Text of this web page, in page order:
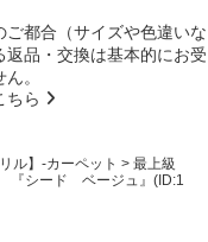
都合（サイズや色違いな
返品・交換は基本的にお受
。
ちら
リル】-カーペット > 最上級
『シード ベージュ』(ID:1